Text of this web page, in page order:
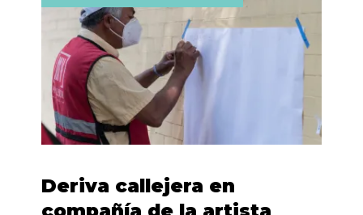
Deriva callejera en